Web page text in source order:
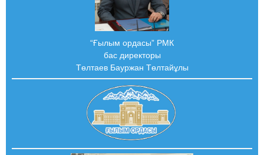
“Ғылым ордасы” РМК
бас директоры
Төлтаев Бауржан Төлтайұлы